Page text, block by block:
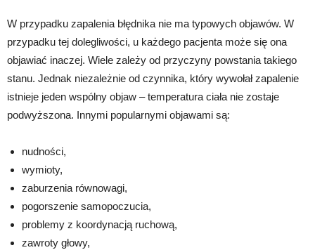
W przypadku zapalenia błędnika nie ma typowych objawów. W
przypadku tej dolegliwości, u każdego pacjenta może się ona
objawiać inaczej. Wiele zależy od przyczyny powstania takiego
stanu. Jednak niezależnie od czynnika, który wywołał zapalenie
istnieje jeden wspólny objaw – temperatura ciała nie zostaje
podwyższona. Innymi popularnymi objawami są:
nudności,
wymioty,
zaburzenia równowagi,
pogorszenie samopoczucia,
problemy z koordynacją ruchową,
zawroty głowy,